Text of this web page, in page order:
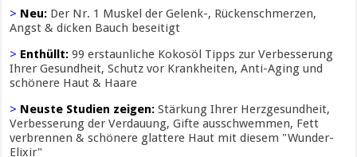
> Neu: Der Nr. 1 Muskel der Gelenk-, Rückenschmerzen,
Angst & dicken Bauch beseitigt
> Enthüllt:99 erstaunliche Kokosöl Tipps zur Verbesserung
Ihrer Gesundheit, Schutz vor Krankheiten, Anti-Aging und
schönere Haut & Haare
> Neuste Studien zeigen:Stärkung Ihrer Herzgesundheit,
Verbesserung der Verdauung, Gifte ausschwemmen, Fett
verbrennen & schönere glattere Haut mit diesem "Wunder-
Elixir"